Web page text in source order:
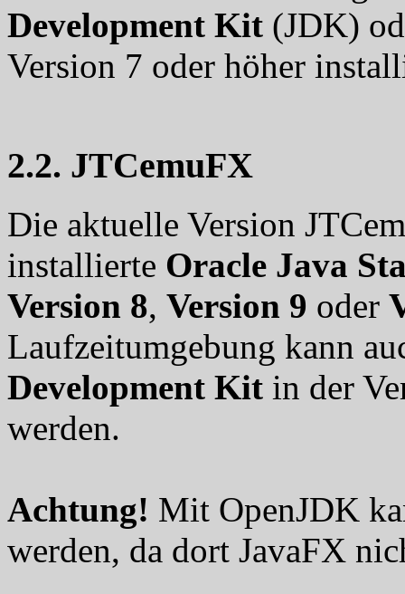
Development Kit (JDK)
Version 7 oder höher
2.2. JTCemuFX
Die aktuelle Version
installierte Oracle Java
Version 8, Version 9 oder
Laufzeitumgebung kann
Development Kit in der
werden.
Achtung! Mit OpenJDK
werden, da dort JavaFX